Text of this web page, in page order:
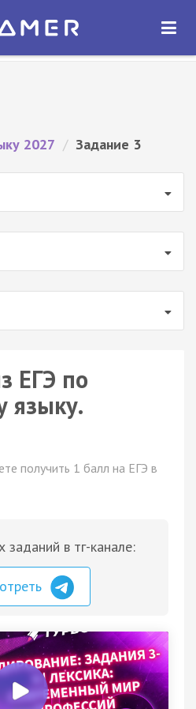
ОТКРЫТЬ
2027 / Задание 3
ЕГЭ по
языку.
получить 1 балл на ЕГЭ в
заданий в тг-канале: